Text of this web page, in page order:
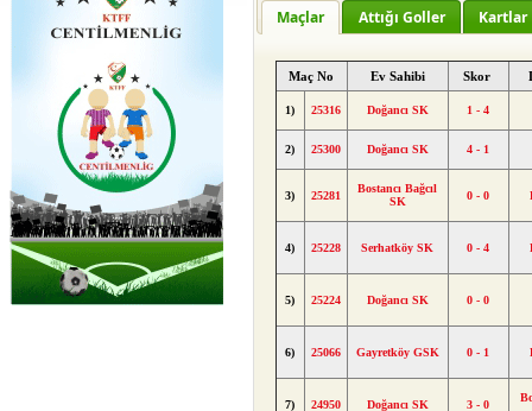
Maçlar Attığı Goller Kartlar
Maç No Ev Sahibi Skor
1) 25316 Doğancı SK 1 - 4
2) 25300 Doğancı SK 4 - 1
3) 25281
Bostancı Bağcıl
SK
0 - 0
4) 25228 Serhatköy SK 0 - 4
5) 25224 Doğancı SK 0 - 0
6) 25066 Gayretköy GSK 0 - 1
7) 24950 Doğancı SK 3 - 0